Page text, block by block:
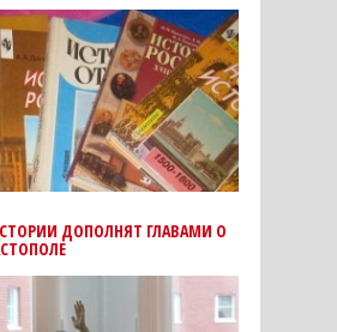
ДОПОЛНЯТ ГЛАВАМИ О